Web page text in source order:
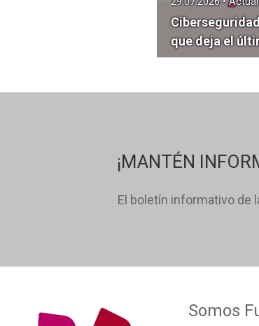
que deja el
¡MANTÉN
El boletín informativo de
Somos